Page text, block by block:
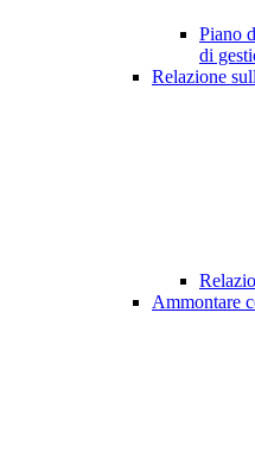
Piano
di
Relazione
Ammontare